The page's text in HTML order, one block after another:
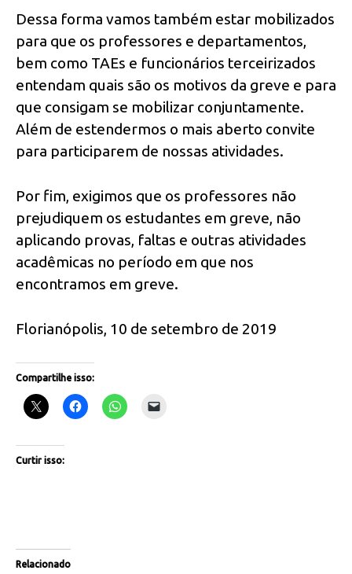
Dessa forma vamos também estar mobilizados
para que os professores e departamentos,
bem como TAEs e funcionários terceirizados
entendam quais são os motivos da greve e para
que consigam se mobilizar conjuntamente.
Além de estendermos o mais aberto convite
para participarem de nossas atividades.
Por fim, exigimos que os professores não
prejudiquem os estudantes em greve, não
aplicando provas, faltas e outras atividades
acadêmicas no período em que nos
encontramos em greve.
Florianópolis, 10 de setembro de 2019
Compartilhe isso:
Curtir isso:
Relacionado